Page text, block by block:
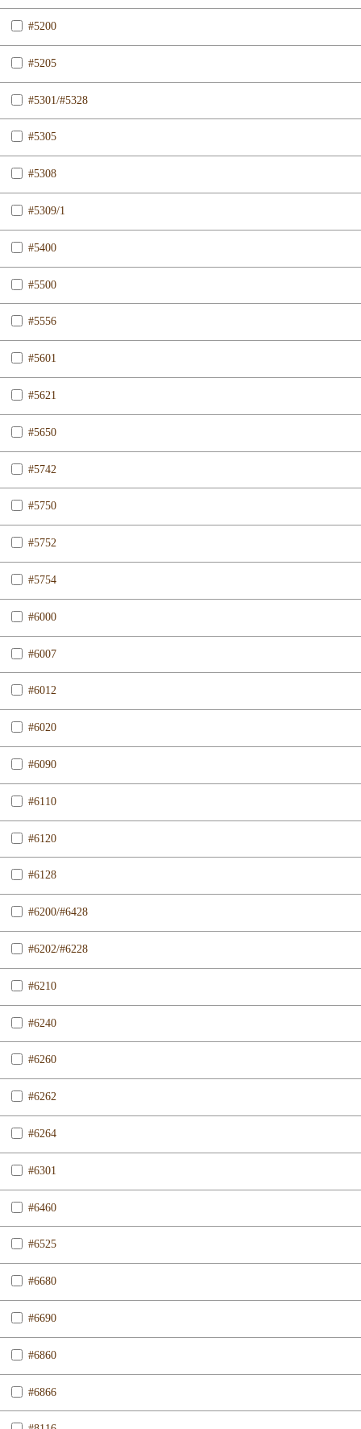
#5200
#5205
#5301/#5328
#5305
#5308
#5309/1
#5400
#5500
#5556
#5601
#5621
#5650
#5742
#5750
#5752
#5754
#6000
#6007
#6012
#6020
#6090
#6110
#6120
#6128
#6200/#6428
#6202/#6228
#6210
#6240
#6260
#6262
#6264
#6301
#6460
#6525
#6680
#6690
#6860
#6866